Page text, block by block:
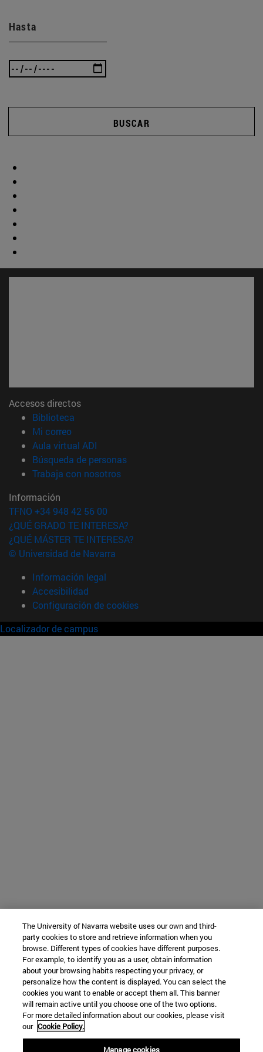
Hasta
BUSCAR
Accesos directos
Biblioteca
Mi correo(abre en nueva ventana)
Aula virtual ADI
Búsqueda de personas(abre en nueva ventana)
Trabaja con nosotros(abre en nueva ventana)
Información
TFNO +34 948 42 56 00
¿QUÉ GRADO TE INTERESA?
¿QUÉ MÁSTER TE INTERESA?
© Universidad de Navarra
Información legal
Accesibilidad
Configuración de cookies
Localizador de campus
The University of Navarra website uses our own and third-
party cookies to store and retrieve information when you
browse. Different types of cookies have different purposes.
For example, to identify you as a user, obtain information
about your browsing habits respecting your privacy, or
personalize how the content is displayed. You can select the
cookies you want to enable or accept them all. This banner
will remain active until you choose one of the two options.
For more detailed information about our cookies, please visit
our Cookie Policy.
Manage cookies